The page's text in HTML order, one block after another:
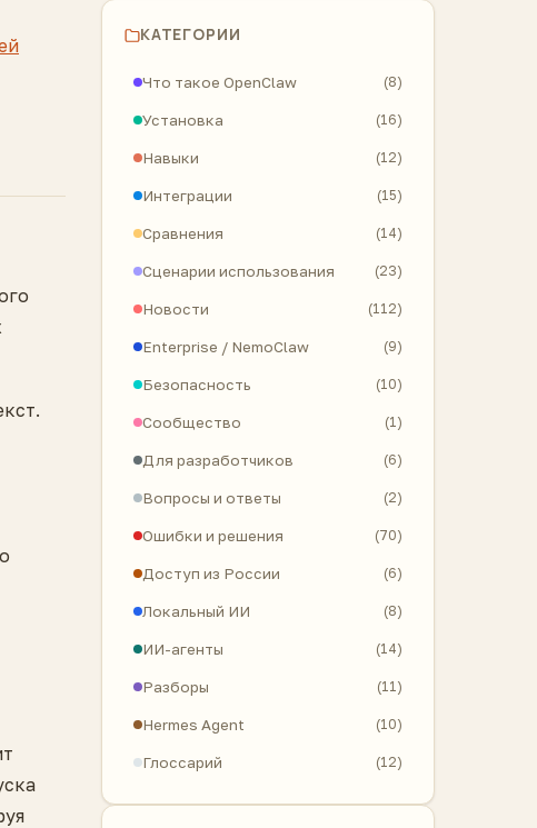
КАТЕГОРИИ
Что такое OpenClaw (8)
Установка (16)
Навыки (12)
Интеграции (15)
Сравнения (14)
Сценарии использования (23)
Новости (112)
Enterprise / NemoClaw (9)
Безопасность (10)
Сообщество (1)
Для разработчиков (6)
Вопросы и ответы (2)
Ошибки и решения (70)
Доступ из России (6)
Локальный ИИ (8)
ИИ-агенты (14)
Разборы (11)
Hermes Agent (10)
Глоссарий (12)